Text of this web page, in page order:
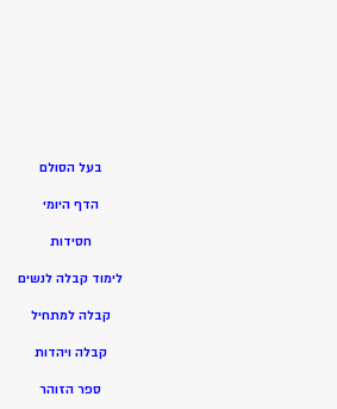
בעל הסולם
הדף היומי
חסידות
לימוד קבלה לנשים
קבלה למתחיל
קבלה ויהדות
ספר הזוהר